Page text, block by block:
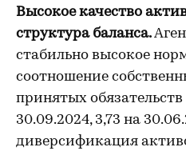
Высокое качество
структура баланса.
стабильно высокое
соотношение
принятых
30.09.2024, 3,73 на
диверсификация